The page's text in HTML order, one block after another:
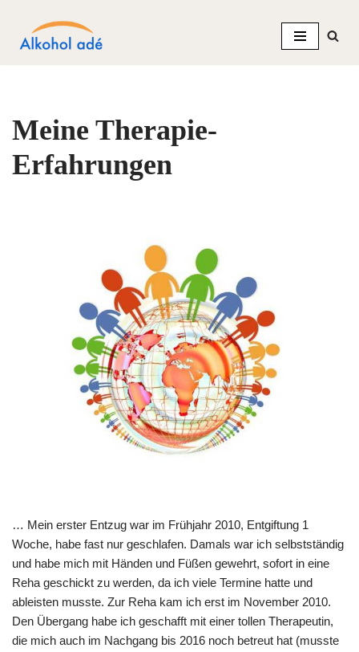
Zum
Meine Therapie-
Erfahrungen
… Mein erster Entzug war im Frühjahr 2010, Entgiftung 1
Woche, habe fast nur geschlafen. Damals war ich selbstständig
und habe mich mit Händen und Füßen gewehrt, sofort in eine
Reha geschickt zu werden, da ich viele Termine hatte und
ableisten musste. Zur Reha kam ich erst im November 2010.
Den Übergang habe ich geschafft mit einer tollen Therapeutin,
die mich auch im Nachgang bis 2016 noch betreut hat (musste